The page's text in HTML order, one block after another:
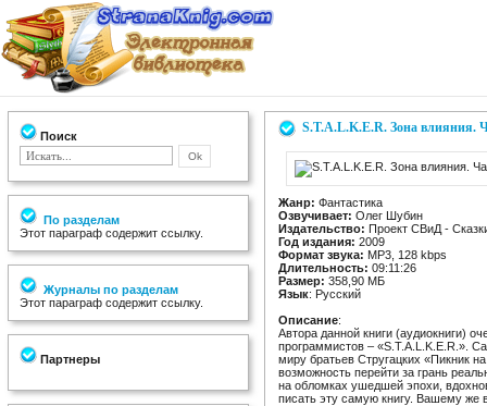
Поиск
По разделам
Этот параграф содержит ссылку.
Журналы по разделам
Этот параграф содержит ссылку.
Партнеры
S.T.A.L.K.E.R. Зона влияния.
Жанр: Фантастика
Озвучивает: Олег Шубин
Издательство: Проект СВиД -
Год издания: 2009
Формат звука: MP3, 128 kbps
Длительность: 09:11:26
Размер: 358,90 МБ
Язык: Русский
Описание:
Автора данной книги (аудиокниги)
программистов – «S.T.A.L.K.E.R.».
миру братьев Стругацких «Пикник
возможность перейти за грань
на обломках ушедшей эпохи,
писать эту самую книгу. Вашему же